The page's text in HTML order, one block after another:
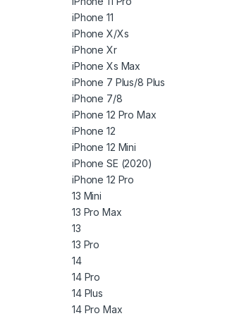
iPhone 11
iPhone X/Xs
iPhone Xr
iPhone Xs Max
iPhone 7 Plus/8 Plus
iPhone 7/8
iPhone 12 Pro Max
iPhone 12
iPhone 12 Mini
iPhone SE (2020)
iPhone 12 Pro
13 Mini
13 Pro Max
13
13 Pro
14
14 Pro
14 Plus
14 Pro Max